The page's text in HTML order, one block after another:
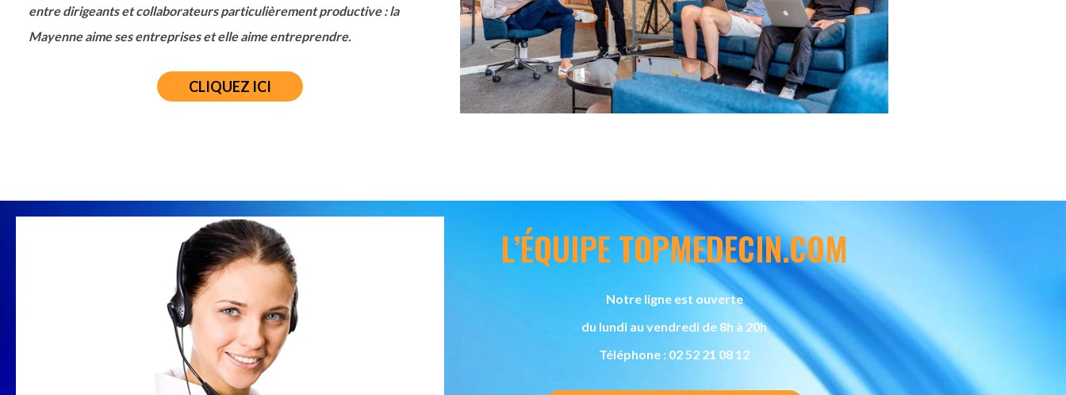
entre dirigeants et collaborateurs particulièrement productive : la
Mayenne aime ses entreprises et elle aime entreprendre.
CLIQUEZ ICI
L’ÉQUIPE TOPMEDECIN.COM
Notre ligne est ouverte
du lundi au vendredi de 8h à 20h
Téléphone : 02 52 21 08 12